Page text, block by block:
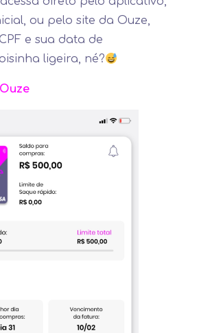
ou pelo site da Ouze,
e sua data de
ligeira, né?